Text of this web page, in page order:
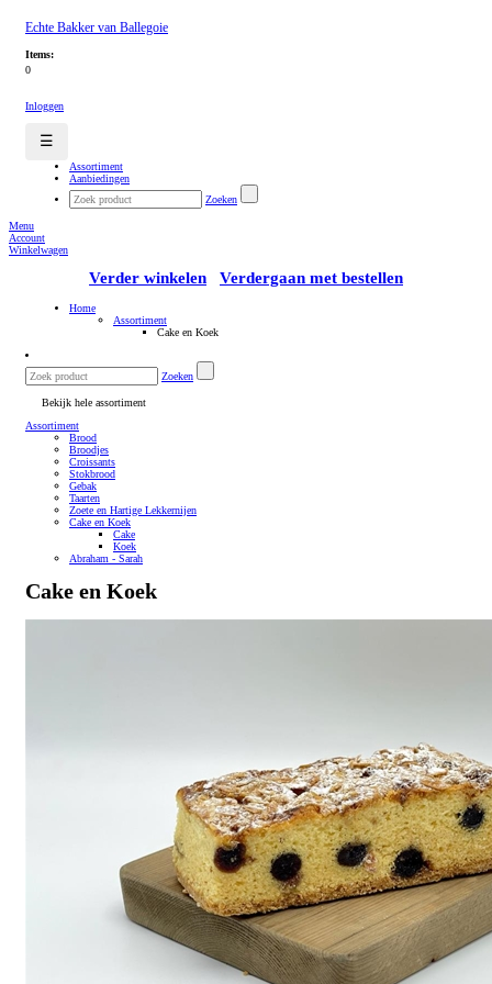
Echte Bakker van Ballegoie
Items:
0
Inloggen
☰
Assortiment
Aanbiedingen
Zoeken
Menu
Account
Winkelwagen
Verder winkelen Verdergaan met bestellen
Home
Assortiment
Cake en Koek
Zoeken
Bekijk hele assortiment
Assortiment
Brood
Broodjes
Croissants
Stokbrood
Gebak
Taarten
Zoete en Hartige Lekkernijen
Cake en Koek
Cake
Koek
Abraham - Sarah
Cake en Koek